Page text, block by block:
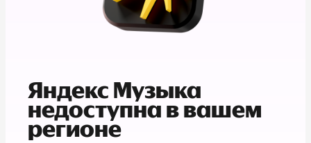
Яндекс Музыка
недоступна в вашем
регионе